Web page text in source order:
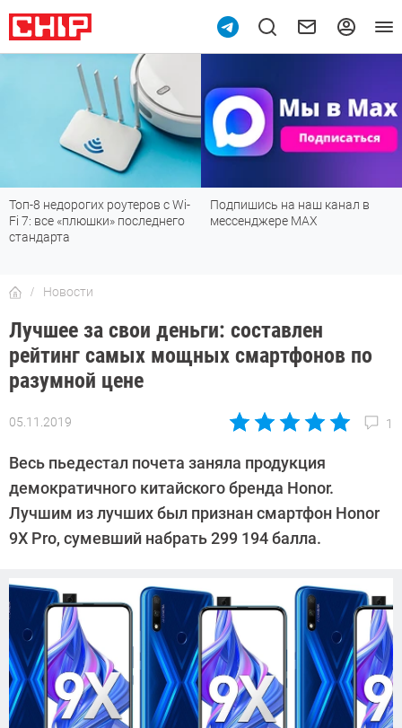
Топ-8 недорогих роутеров с Wi-
Fi 7: все «плюшки» последнего
стандарта
Подпишись на наш канал в
мессенджере МАХ
Новости
Лучшее за свои деньги: составлен
рейтинг самых мощных смартфонов по
разумной цене
05.11.2019 1
Автор:
Кошик
Весь пьедестал почета заняла продукция
демократичного китайского бренда Honor.
Лучшим из лучших был признан смартфон Honor
9X Pro, сумевший набрать 299 194 балла.